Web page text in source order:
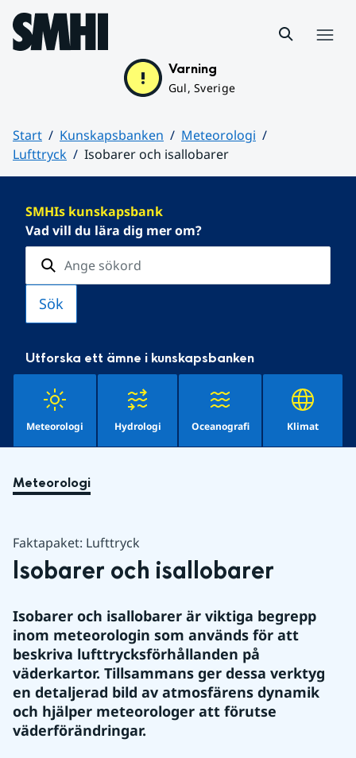
Hoppa till sidans innehåll
Varning
Gul, Sverige
Start Kunskapsbanken
Meteorologi
Lufttryck
Isobarer och isallobarer
SMHIs kunskapsbank
Vad vill du lära dig mer om?
Utforska ett ämne i kunskapsbanken
Meteorologi Hydrologi Oceanografi Klimat
Meteorologi
Faktapaket: Lufttryck
Isobarer och isallobarer
Isobarer och isallobarer är viktiga begrepp
inom meteorologin som används för att
beskriva lufttrycksförhållanden på
väderkartor. Tillsammans ger dessa verktyg
en detaljerad bild av atmosfärens dynamik
och hjälper meteorologer att förutse
väderförändringar.